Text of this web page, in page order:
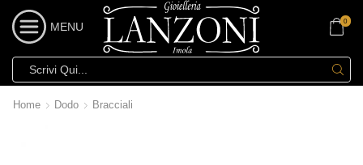
MENU 0
Home Dodo Bracciali